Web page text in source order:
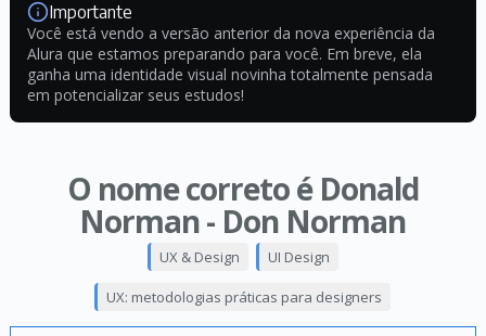
Importante
Você está vendo a versão anterior da nova experiência da
Alura que estamos preparando para você. Em breve, ela
ganha uma identidade visual novinha totalmente pensada
em potencializar seus estudos!
O nome correto é Donald
Norman - Don Norman
UX & Design UI Design
UX: metodologias práticas para designers